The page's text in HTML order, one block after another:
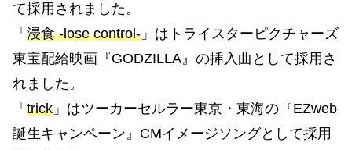
て採用されました。
「 浸食 -lose control- 」はトライスターピクチャーズ
東宝配給映画『GODZILLA』の挿入曲として採用さ
れました。
「 trick 」はツーカーセルラー東京・東海の『EZweb
誕生キャンペーン』CMイメージソングとして採用